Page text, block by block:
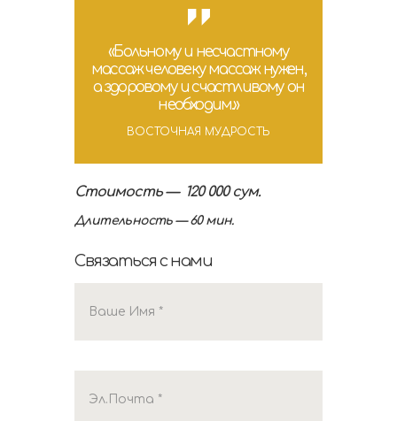
«Больному и несчастному
массаж человеку массаж нужен,
а здоровому и счастливому он
необходим.»
ВОСТОЧНАЯ МУДРОСТЬ
Стоимость — 120 000 сум.
Длительность — 60 мин.
Связаться с нами